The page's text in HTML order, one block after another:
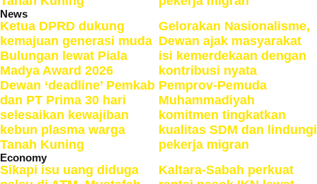
News
Ketua DPRD dukung
kemajuan generasi muda
Bulungan lewat Piala
Madya Award 2026
Gelorakan Nasionalisme,
Dewan ajak masyarakat
isi kemerdekaan dengan
kontribusi nyata
Dewan ‘deadline’ Pemkab
dan PT Prima 30 hari
selesaikan kewajiban
kebun plasma warga
Tanah Kuning
Pemprov-Pemuda
Muhammadiyah
komitmen tingkatkan
kualitas SDM dan lindungi
pekerja migran
Economy
Sikapi isu uang diduga
Kaltara-Sabah perkuat